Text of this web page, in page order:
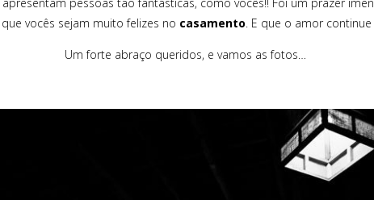
vocês sejam muito felizes no casamento. E que o amor
Um forte abraço queridos, e vamos as fotos…